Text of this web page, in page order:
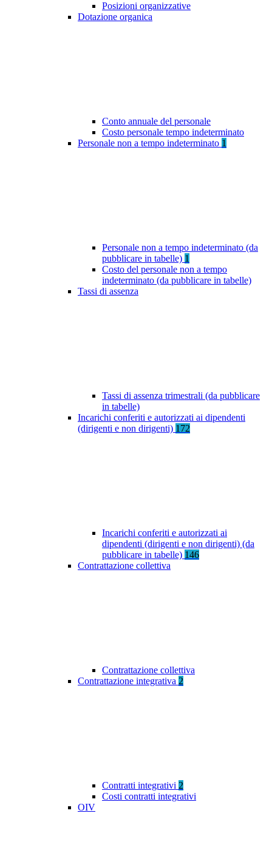
Posizioni organizzative
Dotazione organica
Conto annuale del personale
Costo personale tempo indeterminato
Personale non a tempo indeterminato 1
Personale non a tempo indeterminato (da
pubblicare in tabelle) 1
Costo del personale non a tempo
indeterminato (da pubblicare in tabelle)
Tassi di assenza
Tassi di assenza trimestrali (da pubblicare
in tabelle)
Incarichi conferiti e autorizzati ai dipendenti
(dirigenti e non dirigenti) 172
Incarichi conferiti e autorizzati ai
dipendenti (dirigenti e non dirigenti) (da
pubblicare in tabelle) 146
Contrattazione collettiva
Contrattazione collettiva
Contrattazione integrativa 2
Contratti integrativi 2
Costi contratti integrativi
OIV